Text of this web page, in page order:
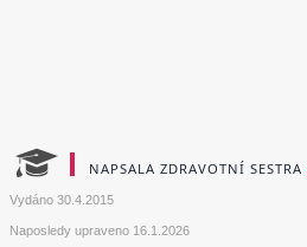
NAPSALA ZDRAVOTNÍ SESTRA
Vydáno 30.4.2015
Naposledy upraveno 16.1.2026